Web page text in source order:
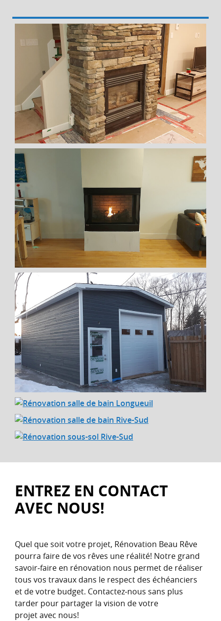
ENTREZ EN CONTACT
AVEC NOUS!
Quel que soit votre projet, Rénovation Beau Rêve
pourra faire de vos rêves une réalité! Notre grand
savoir‑faire en rénovation nous permet de réaliser
tous vos travaux dans le respect des échéanciers
et de votre budget. Contactez‑nous sans plus
tarder pour partager la vision de votre
projet avec nous!